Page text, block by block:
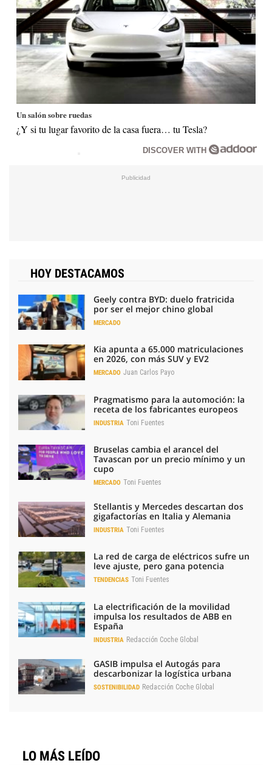
Un salón sobre ruedas
¿Y si tu lugar favorito de la casa fuera… tu Tesla?
DISCOVER WITH
HOY DESTACAMOS
Geely contra BYD: duelo fratricida
por ser el mejor chino global
MERCADO
Kia apunta a 65.000 matriculaciones
en 2026, con más SUV y EV2
MERCADO Juan Carlos Payo
Pragmatismo para la automoción: la
receta de los fabricantes europeos
INDUSTRIA Toni Fuentes
Bruselas cambia el arancel del
Tavascan por un precio mínimo y un
cupo
MERCADO Toni Fuentes
Stellantis y Mercedes descartan dos
gigafactorías en Italia y Alemania
INDUSTRIA Toni Fuentes
La red de carga de eléctricos sufre un
leve ajuste, pero gana potencia
TENDENCIAS Toni Fuentes
La electrificación de la movilidad
impulsa los resultados de ABB en
España
INDUSTRIA Redacción Coche Global
GASIB impulsa el Autogás para
descarbonizar la logística urbana
SOSTENIBILIDAD Redacción Coche Global
LO MÁS LEÍDO